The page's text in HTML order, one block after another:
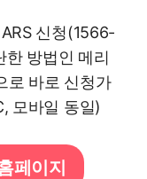
신청(1566-
한 방법인 메리
로 바로 신청가
모바일 동일)
페이지